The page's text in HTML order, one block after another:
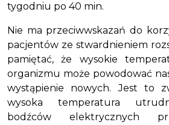
tygodniu po 40 min.
Nie ma przeciwwskazań do
pacjentów ze stwardnieniem
pamiętać, że wysokie
organizmu może powodować
wystąpienie nowych. Jest to
wysoka temperatura
bodźców elektrycznych